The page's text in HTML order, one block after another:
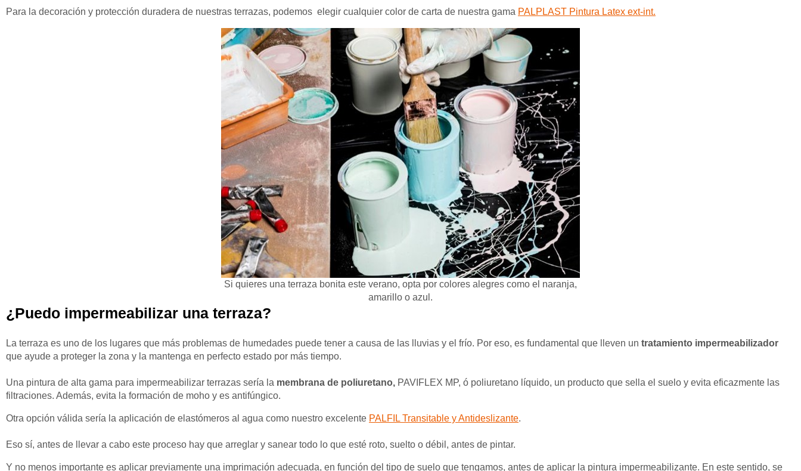
Para la decoración y protección duradera de nuestras terrazas, podemos elegir cualquier color de carta de nuestra gama PALPLAST Pintura Latex ext-int.
Si quieres una terraza bonita este verano, opta por colores alegres como el naranja,
amarillo o azul.
¿Puedo impermeabilizar una terraza?
La terraza es uno de los lugares que más problemas de humedades puede tener a causa de las lluvias y el frío. Por eso, es fundamental que lleven un tratamiento impermeabilizador
que ayude a proteger la zona y la mantenga en perfecto estado por más tiempo.
Una pintura de alta gama para impermeabilizar terrazas sería la membrana de poliuretano, PAVIFLEX MP, ó poliuretano líquido, un producto que sella el suelo y evita eficazmente las
filtraciones. Además, evita la formación de moho y es antifúngico.
Otra opción válida sería la aplicación de elastómeros al agua como nuestro excelente PALFIL Transitable y Antideslizante.
Eso sí, antes de llevar a cabo este proceso hay que arreglar y sanear todo lo que esté roto, suelto o débil, antes de pintar.
Y no menos importante es aplicar previamente una imprimación adecuada, en función del tipo de suelo que tengamos, antes de aplicar la pintura impermeabilizante. En este sentido, se